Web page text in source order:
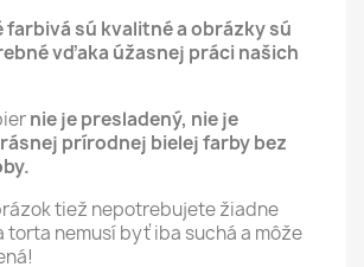
farbivá sú kvalitné a obrázky sú
vďaka úžasnej práci našich
nie je presladený, nie je
prírodnej bielej farby bez
tiež nepotrebujete žiadne
torta nemusí byť iba suchá a môže